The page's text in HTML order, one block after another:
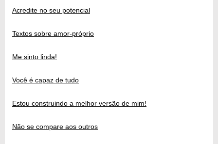
Acredite no seu potencial
Textos sobre amor-próprio
Me sinto linda!
Você é capaz de tudo
Estou construindo a melhor versão de mim!
Não se compare aos outros